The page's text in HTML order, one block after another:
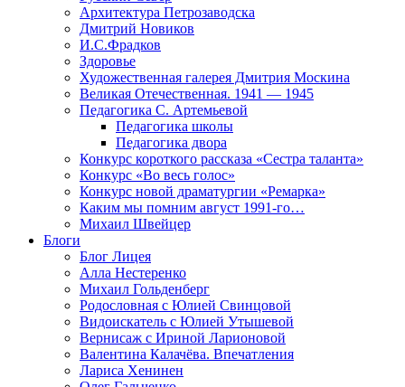
Архитектура Петрозаводска
Дмитрий Новиков
И.С.Фрадков
Здоровье
Художественная галерея Дмитрия Москина
Великая Отечественная. 1941 — 1945
Педагогика С. Артемьевой
Педагогика школы
Педагогика двора
Конкурс короткого рассказа «Сестра таланта»
Конкурс «Во весь голос»
Конкурс новой драматургии «Ремарка»
Каким мы помним август 1991-го…
Михаил Швейцер
Блоги
Блог Лицея
Алла Нестеренко
Михаил Гольденберг
Родословная с Юлией Свинцовой
Видоискатель с Юлией Утышевой
Вернисаж с Ириной Ларионовой
Валентина Калачёва. Впечатления
Лариса Хенинен